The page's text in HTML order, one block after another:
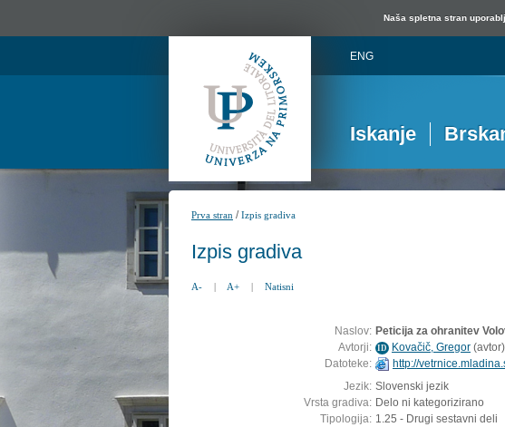
Naša spletna stran
ENG
Iskanje
Prva stran /Izpis gradiva
Izpis gradiva
A- | A+ | Natisni
Naslov: Peticija za ohranitev
Avtorji: ID Kovačič, Gregor (avtor)
Datoteke:
http://
Jezik: Slovenski jezik
Vrsta gradiva: Delo ni kategorizirano
Tipologija: 1.25 - Drugi sestavni deli